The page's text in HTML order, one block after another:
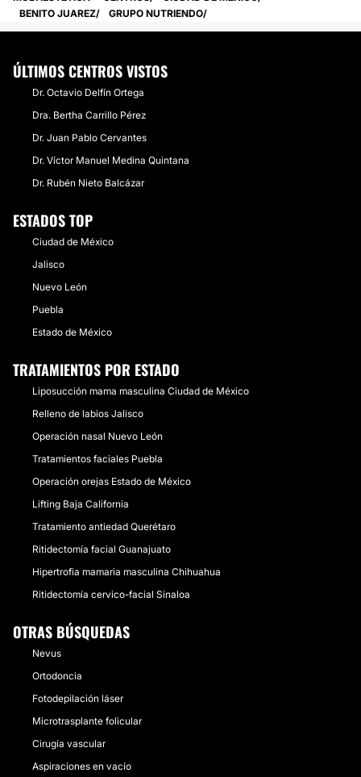
BENITO JUAREZ
GRUPO NUTRIENDO
ÚLTIMOS CENTROS VISTOS
Dr. Octavio Delfín Ortega
Dra. Bertha Carrillo Pérez
Dr. Juan Pablo Cervantes
Dr. Víctor Manuel Medina Quintana
Dr. Rubén Nieto Balcázar
ESTADOS TOP
Ciudad de México
Jalisco
Nuevo León
Puebla
Estado de México
TRATAMIENTOS POR ESTADO
Liposucción mama masculina Ciudad de México
Relleno de labios Jalisco
Operación nasal Nuevo León
Tratamientos faciales Puebla
Operación orejas Estado de México
Lifting Baja California
Tratamiento antiedad Querétaro
Ritidectomía facial Guanajuato
Hipertrofia mamaria masculina Chihuahua
Ritidectomía cervico-facial Sinaloa
OTRAS BÚSQUEDAS
Nevus
Ortodoncia
Fotodepilación láser
Microtrasplante folicular
Cirugía vascular
Aspiraciones en vacío